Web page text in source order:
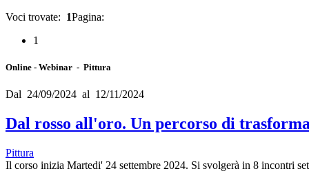
Voci trovate: 1Pagina:
1
Online - Webinar - Pittura
Dal 24/09/2024 al 12/11/2024
Dal rosso all'oro. Un percorso di
Pittura
Il corso inizia Martedi' 24 settembre 2024. Si svolgerà in 8 incontri